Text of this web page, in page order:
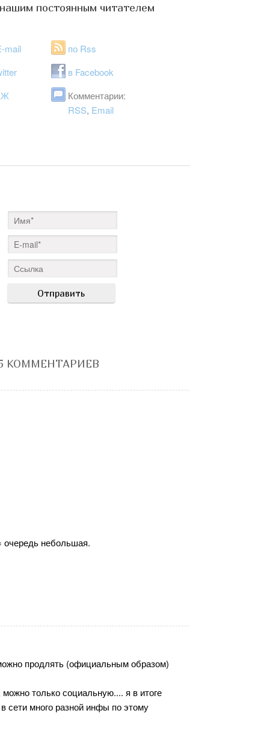
постоянным читателем
mail
по Rss
в Facebook
Комментарии:
RSS, Email
КОММЕНТАРИЕВ
очередь небольшая.
продлять (официальным образом)
только социальную.... я в итоге
сети много разной инфы по этому